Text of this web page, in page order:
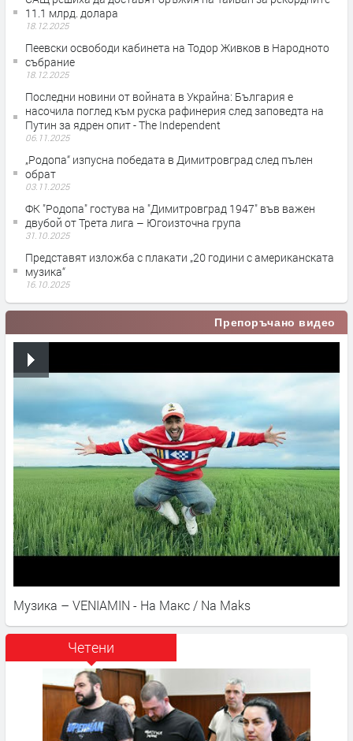
11.1 млрд. долара
18.12.2025
Пеевски освободи кабинета на Тодор Живков в Народното
събрание
18.12.2025
Последни новини от войната в Украйна: България е
насочила поглед към руска рафинерия след заповедта на
Путин за ядрен опит - The Independent
06.11.2025
„Родопа“ изпусна победата в Димитровград след пълен
обрат
03.11.2025
ФК "Родопа" гостува на "Димитровград 1947" във важен
двубой от Трета лига – Югоизточна група
31.10.2025
Представят изложба с плакати „20 години с американската
музика“
16.10.2025
Препоръчано видео
Музика – VENIAMIN - На Макс / Na Maks
Четени